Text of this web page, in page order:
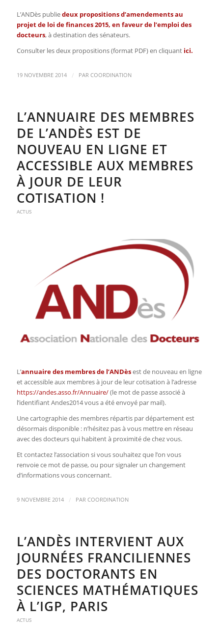
L’ANDès publiedeux propositions d’amendements au
projet de loi de finances 2015, en faveur de l’emploi des
docteurs, à destination des sénateurs.
Consulter les deux propositions (format PDF) en cliquant ici.
19 NOVEMBRE 2014 / PAR COORDINATION
L’ANNUAIRE DES MEMBRES
DE L’ANDÈS EST DE
NOUVEAU EN LIGNE ET
ACCESSIBLE AUX MEMBRES
À JOUR DE LEUR
COTISATION !
ACTUS
L’annuaire des membres de l’ANDèsest de nouveau en ligne
et accessible aux membres à jour de leur cotisation à l’adresse
https://andes.asso.fr/Annuaire/(le mot de passe associé à
l’identifiant Andes2014 vous a été envoyé par mail).
Une cartographie des membres répartis par département est
désormais disponible : n’hésitez pas à vous mettre en réseau
avec des docteurs qui habitent à proximité de chez vous.
Et contactez l’association si vous souhaitez que l’on vous
renvoie ce mot de passe, ou pour signaler un changement
d’informations vous concernant.
9 NOVEMBRE 2014 / PAR COORDINATION
L’ANDÈS INTERVIENT AUX
JOURNÉES FRANCILIENNES
DES DOCTORANTS EN
SCIENCES MATHÉMATIQUES
À L’IGP, PARIS
ACTUS